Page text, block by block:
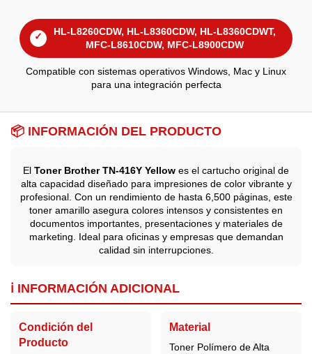
✓
HL-L8260CDW, HL-L8360CDW, HL-L8360CDWT,
MFC-L8610CDW, MFC-L8900CDW
Compatible con sistemas operativos Windows, Mac y Linux
para una integración perfecta
📦 INFORMACIÓN DEL PRODUCTO
El Toner Brother TN-416Y Yellow es el cartucho original de
alta capacidad diseñado para impresiones de color vibrante y
profesional. Con un rendimiento de hasta 6,500 páginas, este
toner amarillo asegura colores intensos y consistentes en
documentos importantes, presentaciones y materiales de
marketing. Ideal para oficinas y empresas que demandan
calidad sin interrupciones.
ℹ️ INFORMACIÓN ADICIONAL
Condición del
Producto
Material
Toner Polímero de Alta